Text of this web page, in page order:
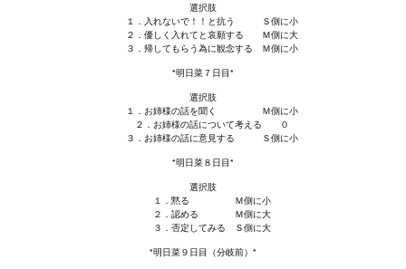
選択肢
１．入れないで！！と抗う Ｓ側に小
２．優しく入れてと哀願する Ｍ側に大
３．帰してもらう為に観念する Ｍ側に小
*明日菜７日目*
選択肢
１．お姉様の話を聞く Ｍ側に小
２．お姉様の話について考える ０
３．お姉様の話に意見する Ｓ側に小
*明日菜８日目*
選択肢
１．黙る Ｍ側に小
２．認める Ｍ側に大
３．否定してみる Ｓ側に大
*明日菜９日目（分岐前）*